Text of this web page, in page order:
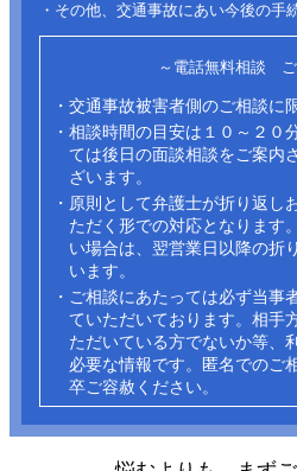
・その他、交通事故にあい今後の手
～電話無料相談 ご
・交通事故被害者側のご相談に
・相談時間の目安は１０～２０
ては後日の面談相談をご案内
ざいます。
・原則として弁護士が折り返し
ただく形での対応となります
い場合は、翌営業日以降の折
います。
・ご相談にあたっては必ず当事
ていただいております。相手
ただいている方でないか等、
必要な情報です。匿名でのご
卒ご容赦ください。​